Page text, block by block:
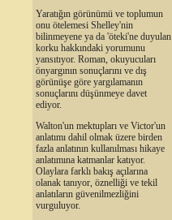
Yaratığın görünümü ve toplumun
onu ötelemesi Shelley'nin
bilinmeyene ya da 'öteki'ne duyulan
korku hakkındaki yorumunu
yansıtıyor. Roman, okuyucuları
önyargının sonuçlarını ve dış
görünüşe göre yargılamanın
sonuçlarını düşünmeye davet
ediyor.
Walton'un mektupları ve Victor'un
anlatımı dahil olmak üzere birden
fazla anlatının kullanılması hikaye
anlatımına katmanlar katıyor.
Olaylara farklı bakış açılarına
olanak tanıyor, öznelliği ve tekil
anlatıların güvenilmezliğini
vurguluyor.